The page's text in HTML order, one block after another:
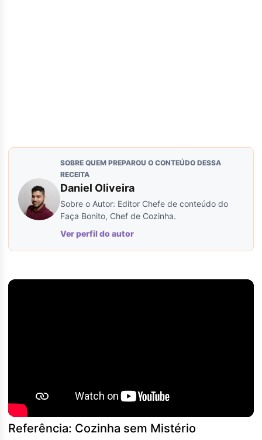
SOBRE QUEM PREPAROU O CONTEÚDO DESSA
RECEITA
Daniel Oliveira
Sobre o Autor: Editor Chefe de conteúdo do
Faça Bonito, Chef de Cozinha.
Ver perfil do autor
Referência: Cozinha sem Mistério